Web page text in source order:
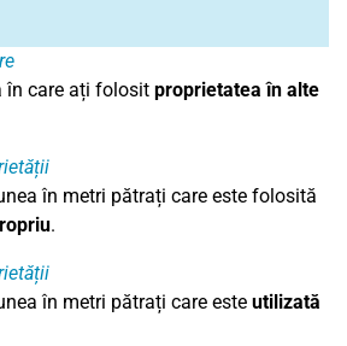
în care ați folosit proprietatea în alte
în metri pătrați care este folosită
.
în metri pătrați care este utilizată